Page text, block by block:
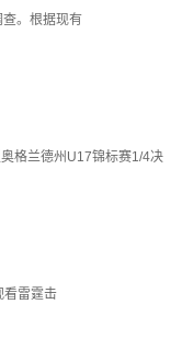
。根据现有
格兰德州U17锦标赛1/4决
看雷霆击